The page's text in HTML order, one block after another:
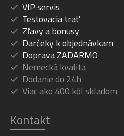
VIP servis
Testovacia trať
Zľavy a bonusy
Darčeky k objednávkam
Doprava ZADARMO
Nemecká kvalita
Dodanie do 24h
Viac ako 400 kôl skladom
Kontakt